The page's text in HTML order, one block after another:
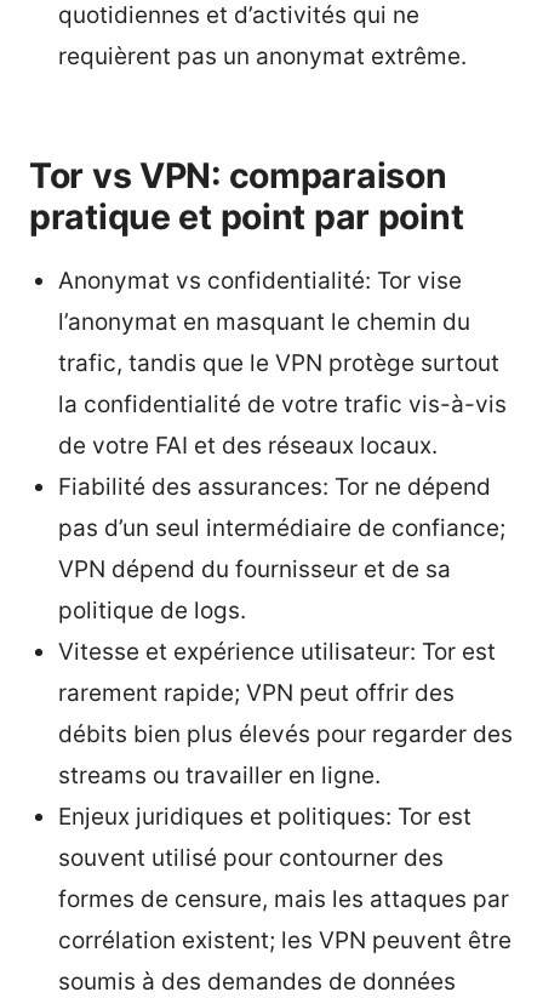
quotidiennes et d’activités qui ne
requièrent pas un anonymat extrême.
Tor vs VPN: comparaison
pratique et point par point
Anonymat vs confidentialité: Tor vise
l’anonymat en masquant le chemin du
trafic, tandis que le VPN protège surtout
la confidentialité de votre trafic vis-à-vis
de votre FAI et des réseaux locaux.
Fiabilité des assurances: Tor ne dépend
pas d’un seul intermédiaire de confiance;
VPN dépend du fournisseur et de sa
politique de logs.
Vitesse et expérience utilisateur: Tor est
rarement rapide; VPN peut offrir des
débits bien plus élevés pour regarder des
streams ou travailler en ligne.
Enjeux juridiques et politiques: Tor est
souvent utilisé pour contourner des
formes de censure, mais les attaques par
corrélation existent; les VPN peuvent être
soumis à des demandes de données